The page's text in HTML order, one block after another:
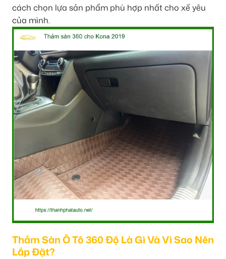
cách chọn lựa sản phẩm phù hợp nhất cho xế yêu
của mình.
Thảm Sàn Ô Tô 360 Độ Là Gì Và Vì Sao Nên
Lắp Đặt?